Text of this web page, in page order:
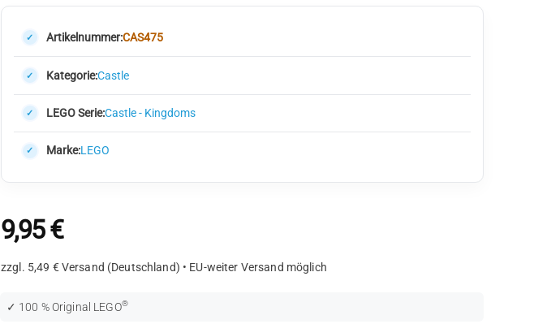
Artikelnummer:CAS475
Kategorie:Castle
LEGO Serie:Castle - Kingdoms
Marke:LEGO
9,95€
zzgl. 5,49 € Versand (Deutschland) • EU-weiter Versand möglich
✓ 100 % Original LEGO®